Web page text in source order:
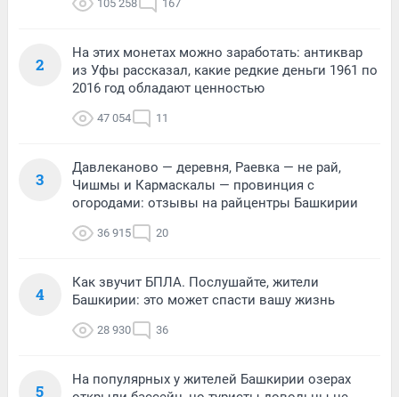
105 258 167
2
На этих монетах можно заработать: антиквар
из Уфы рассказал, какие редкие деньги 1961 по
2016 год обладают ценностью
47 054 11
3
Давлеканово — деревня, Раевка — не рай,
Чишмы и Кармаскалы — провинция с
огородами: отзывы на райцентры Башкирии
36 915 20
4
Как звучит БПЛА. Послушайте, жители
Башкирии: это может спасти вашу жизнь
28 930 36
5
На популярных у жителей Башкирии озерах